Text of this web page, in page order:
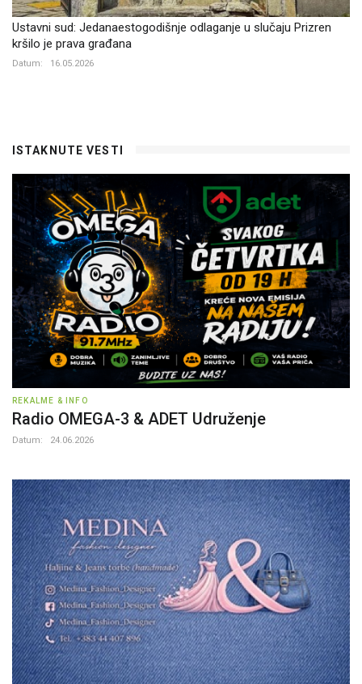
Ustavni sud: Jedanaestogodišnje odlaganje u slučaju Prizren
kršilo je prava građana
Datum: 16.05.2026
ISTAKNUTE VESTI
REKALME & INFO
Radio OMEGA-3 & ADET Udruženje
Datum: 24.06.2026